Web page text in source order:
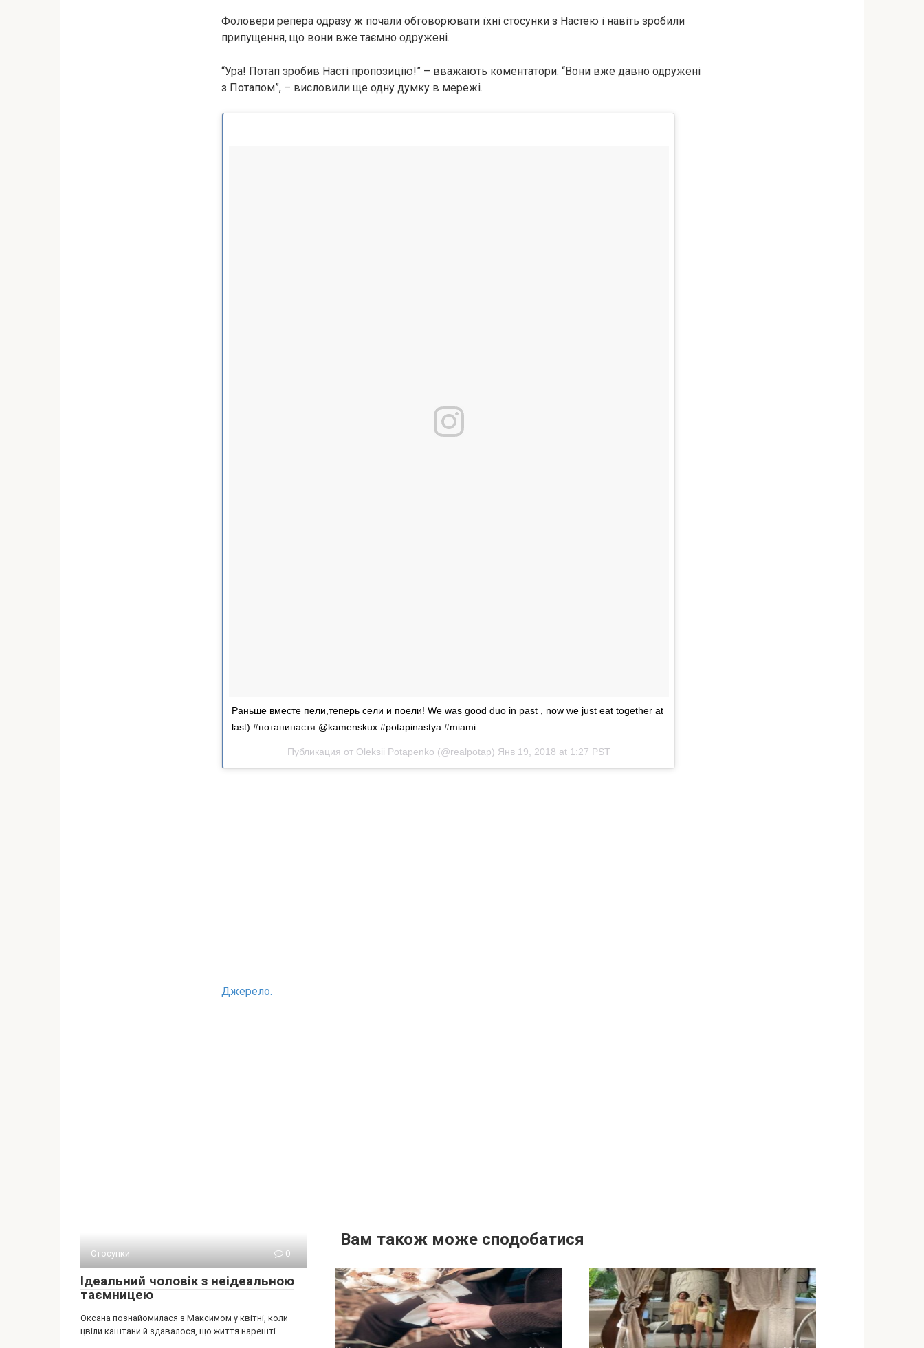
Фоловери репера одразу ж почали обговорювати їхні стосунки з Настею і навіть зробили
припущення, що вони вже таємно одружені.
“Ура! Потап зробив Насті пропозицію!” – вважають коментатори. “Вони вже давно одружені
з Потапом”, – висловили ще одну думку в мережі.
Раньше вместе пели,теперь сели и поели! We was good duo in past , now we just eat together at
last) #потапинастя @kamenskux #potapinastya #miami
Публикация от Oleksii Potapenko (@realpotap) Янв 19, 2018 at 1:27 PST
Джерело.
Вам також може сподобатися
Стосунки 0
Ідеальний чоловік з неідеальною
таємницею
Оксана познайомилася з Максимом у квітні, коли
цвіли каштани й здавалося, що життя нарешті